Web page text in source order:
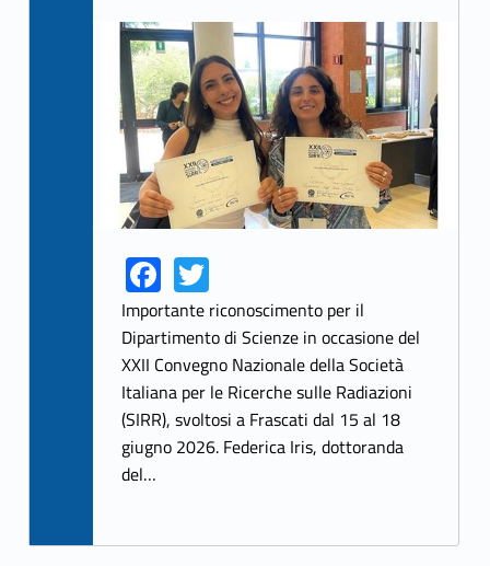
Link identifier archive #link-archive-thumb-soap-74114
Link identifier share facebook archive #share-link-archive-10078Fa
ce
b
o
o
k
Link identifier share twitter archive #share-link-archive-36339T
w
itt
er
Importante riconoscimento per il
Dipartimento di Scienze in occasione del
XXII Convegno Nazionale della Società
Italiana per le Ricerche sulle Radiazioni
(SIRR), svoltosi a Frascati dal 15 al 18
giugno 2026. Federica Iris, dottoranda
del…